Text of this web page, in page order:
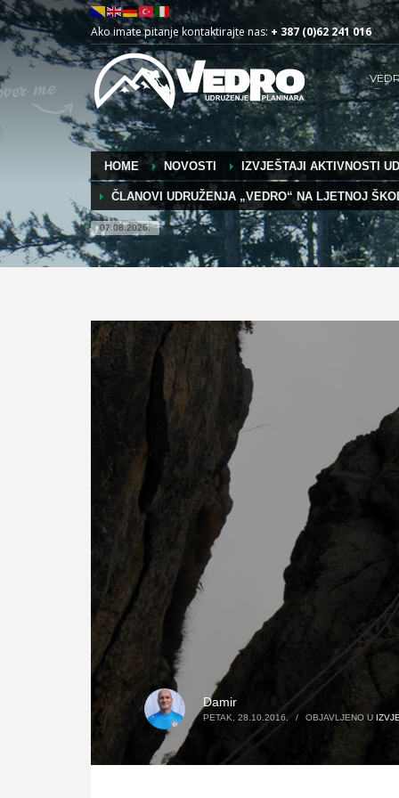
Ako imate pitanje kontaktirajte nas: + 387 (0)62 241 016
HOME NOVOSTI IZVJEŠTAJI AKTIVNOSTI
ČLANOVI UDRUŽENJA „VEDRO“ NA LJETNOJ
07.08.2026.
Damir
PETAK, 28.10.2016. / OBJAVLJENO U